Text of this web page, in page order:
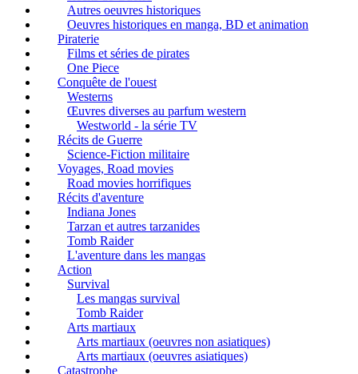
Autres oeuvres historiques
Oeuvres historiques en manga, BD et animation
Piraterie
Films et séries de pirates
One Piece
Conquête de l'ouest
Westerns
Œuvres diverses au parfum western
Westworld - la série TV
Récits de Guerre
Science-Fiction militaire
Voyages, Road movies
Road movies horrifiques
Récits d'aventure
Indiana Jones
Tarzan et autres tarzanides
Tomb Raider
L'aventure dans les mangas
Action
Survival
Les mangas survival
Tomb Raider
Arts martiaux
Arts martiaux (oeuvres non asiatiques)
Arts martiaux (oeuvres asiatiques)
Catastrophe